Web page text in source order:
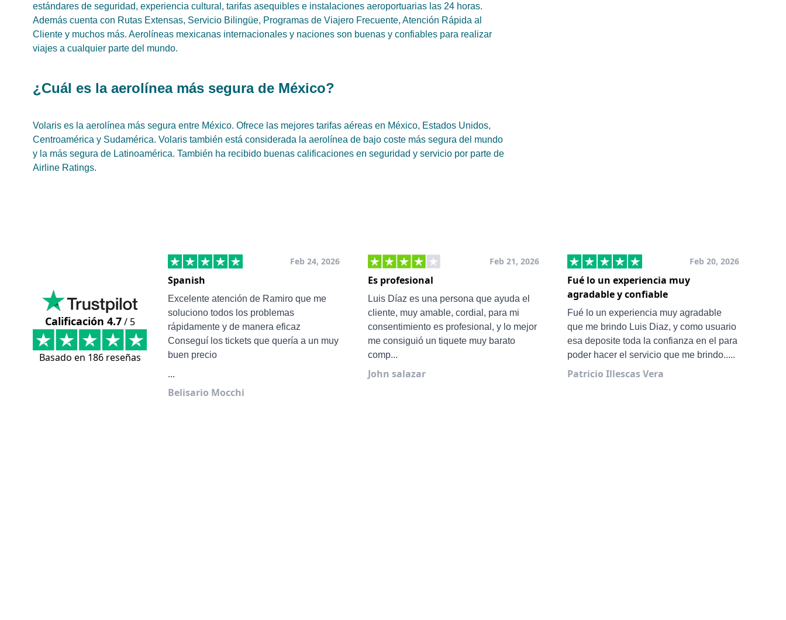
estándares de seguridad, experiencia cultural, tarifas asequibles e instalaciones aeroportuarias las 24 horas.
Además cuenta con Rutas Extensas, Servicio Bilingüe, Programas de Viajero Frecuente, Atención Rápida al
Cliente y muchos más. Aerolíneas mexicanas internacionales y naciones son buenas y confiables para realizar
viajes a cualquier parte del mundo.
¿Cuál es la aerolínea más segura de México?
Volaris es la aerolínea más segura entre México. Ofrece las mejores tarifas aéreas en México, Estados Unidos,
Centroamérica y Sudamérica. Volaris también está considerada la aerolínea de bajo coste más segura del mundo
y la más segura de Latinoamérica. También ha recibido buenas calificaciones en seguridad y servicio por parte de
Airline Ratings.
Calificación 4.7/ 5
Basado en 186 reseñas
Feb 24, 2026
Spanish
Excelente atención de Ramiro que me
soluciono todos los problemas
rápidamente y de manera eficaz
Conseguí los tickets que quería a un muy
buen precio
...
Belisario Mocchi
Feb 21, 2026
Es profesional
Luis Díaz es una persona que ayuda el
cliente, muy amable, cordial, para mi
consentimiento es profesional, y lo mejor
me consiguió un tiquete muy barato
comp...
John salazar
Feb 20, 2026
Fué lo un experiencia muy
agradable y confiable
Fué lo un experiencia muy agradable
que me brindo Luis Diaz, y como usuario
esa deposite toda la confianza en el para
poder hacer el servicio que me brindo.....
Patricio Illescas Vera